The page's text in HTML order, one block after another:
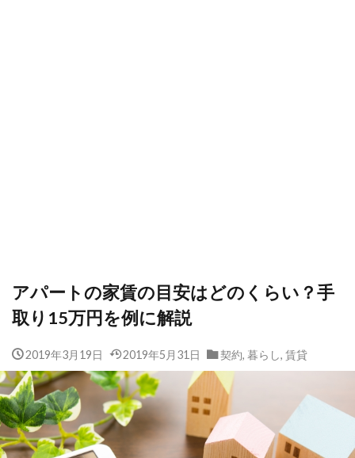
アパートの家賃の目安はどのくらい？手
取り15万円を例に解説
2019年3月19日 2019年5月31日 契約, 暮らし, 賃貸